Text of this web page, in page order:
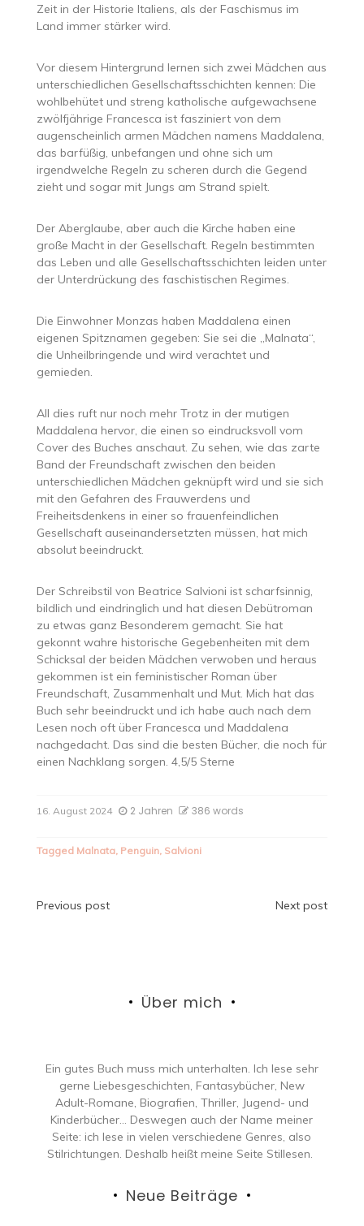
Zeit in der Historie Italiens, als der Faschismus im
Land immer stärker wird.
Vor diesem Hintergrund lernen sich zwei Mädchen aus
unterschiedlichen Gesellschaftsschichten kennen: Die
wohlbehütet und streng katholische aufgewachsene
zwölfjährige Francesca ist fasziniert von dem
augenscheinlich armen Mädchen namens Maddalena,
das barfüßig, unbefangen und ohne sich um
irgendwelche Regeln zu scheren durch die Gegend
zieht und sogar mit Jungs am Strand spielt.
Der Aberglaube, aber auch die Kirche haben eine
große Macht in der Gesellschaft. Regeln bestimmten
das Leben und alle Gesellschaftsschichten leiden unter
der Unterdrückung des faschistischen Regimes.
Die Einwohner Monzas haben Maddalena einen
eigenen Spitznamen gegeben: Sie sei die „Malnata“,
die Unheilbringende und wird verachtet und
gemieden.
All dies ruft nur noch mehr Trotz in der mutigen
Maddalena hervor, die einen so eindrucksvoll vom
Cover des Buches anschaut. Zu sehen, wie das zarte
Band der Freundschaft zwischen den beiden
unterschiedlichen Mädchen geknüpft wird und sie sich
mit den Gefahren des Frauwerdens und
Freiheitsdenkens in einer so frauenfeindlichen
Gesellschaft auseinandersetzten müssen, hat mich
absolut beeindruckt.
Der Schreibstil von Beatrice Salvioni ist scharfsinnig,
bildlich und eindringlich und hat diesen Debütroman
zu etwas ganz Besonderem gemacht. Sie hat
gekonnt wahre historische Gegebenheiten mit dem
Schicksal der beiden Mädchen verwoben und heraus
gekommen ist ein feministischer Roman über
Freundschaft, Zusammenhalt und Mut. Mich hat das
Buch sehr beeindruckt und ich habe auch nach dem
Lesen noch oft über Francesca und Maddalena
nachgedacht. Das sind die besten Bücher, die noch für
einen Nachklang sorgen. 4,5/5 Sterne
16. August 2024 2 Jahren 386 words
Tagged Malnata, Penguin, Salvioni
Beitragsnavigation
Previous post Next post
Über mich
Ein gutes Buch muss mich unterhalten. Ich lese sehr
gerne Liebesgeschichten, Fantasybücher, New
Adult-Romane, Biografien, Thriller, Jugend- und
Kinderbücher… Deswegen auch der Name meiner
Seite: ich lese in vielen verschiedene Genres, also
Stilrichtungen. Deshalb heißt meine Seite Stillesen.
Neue Beiträge